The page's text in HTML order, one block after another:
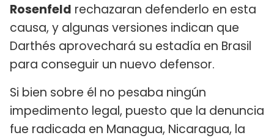
Rosenfeld rechazaran defenderlo en esta
causa, y algunas versiones indican que
Darthés aprovechará su estadía en Brasil
para conseguir un nuevo defensor.
Si bien sobre él no pesaba ningún
impedimento legal, puesto que la denuncia
fue radicada en Managua, Nicaragua, la